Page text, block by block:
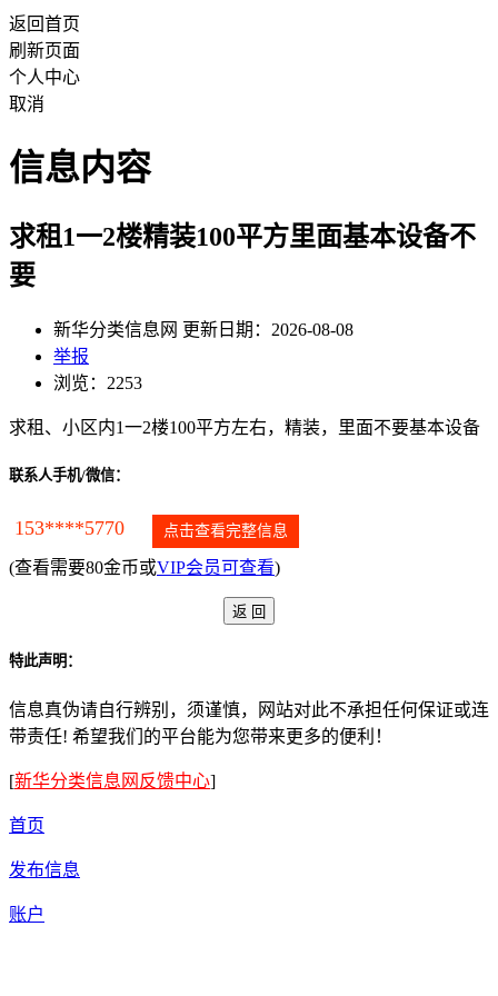
返回首页
刷新页面
个人中心
取消
信息内容
求租1一2楼精装100平方里面基本设备不
要
新华分类信息网 更新日期：2026-08-08
举报
浏览：2253
求租、小区内1一2楼100平方左右，精装，里面不要基本设备
联系人手机/微信：
153****5770 点击查看完整信息
(查看需要80金币或VIP会员可查看)
特此声明：
信息真伪请自行辨别，须谨慎，网站对此不承担任何保证或连
带责任! 希望我们的平台能为您带来更多的便利！
[新华分类信息网反馈中心]
首页
发布信息
账户